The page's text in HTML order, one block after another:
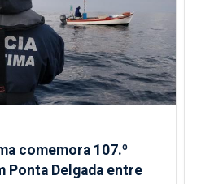
comemora 107.º
Ponta Delgada entre